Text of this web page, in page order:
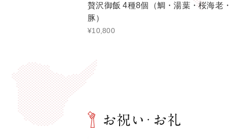
贅沢御飯 4種8個（鯛・湯葉・桜海老・
豚）
¥10,800